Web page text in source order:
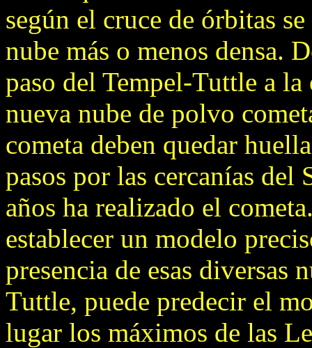
según el cruce de órbitas
nube más o menos densa.
paso del Tempel-Tuttle a la
nueva nube de polvo
cometa deben quedar
pasos por las cercanías
años ha realizado el
establecer un modelo
presencia de esas diversas
Tuttle, puede predecir el
lugar los máximos de las